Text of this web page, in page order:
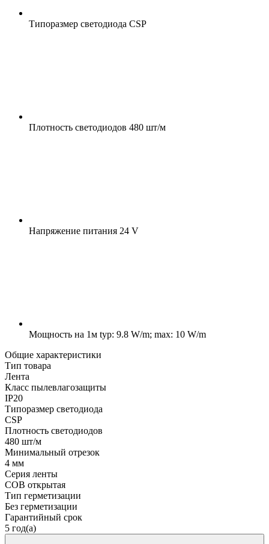
Типоразмер светодиода CSP
Плотность светодиодов 480 шт/м
Напряжение питания 24 V
Мощность на 1м typ: 9.8 W/m; max: 10 W/m
Общие характеристики
Тип товара
Лента
Класс пылевлагозащиты
IP20
Типоразмер светодиода
CSP
Плотность светодиодов
480 шт/м
Минимальный отрезок
4 мм
Серия ленты
COB открытая
Тип герметизации
Без герметизации
Гарантийный срок
5 год(а)